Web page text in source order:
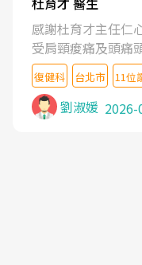
感謝杜育才主任仁
受肩頸痠痛及頭痛
檢查,也嘗試過西醫
沒有用,後來連吃到
症狀,沒多久就痛起
台灣親友介紹忠孝
復健科 台北市 11位
劉淑媛 2026-